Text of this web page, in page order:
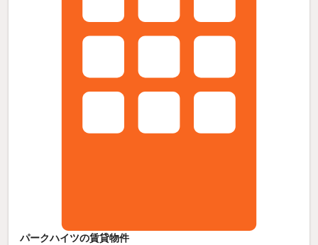
パークハイツの賃貸物件